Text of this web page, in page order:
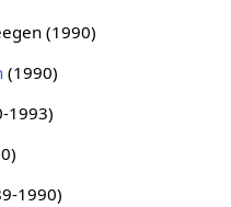
(1990)
(1990)
1993)
1990)